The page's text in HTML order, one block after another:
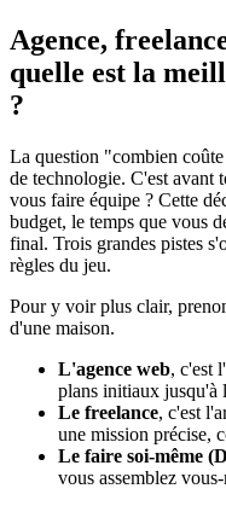
Agence,
quelle est la
?
La question "combien
de technologie. C'est avant
vous faire équipe ? Cette
budget, le temps que vous
final. Trois grandes pistes
règles du jeu.
Pour y voir plus clair,
d'une maison.
L'agence web, c'est
plans initiaux jusqu'à
Le freelance, c'est
une mission précise,
Le faire soi-même
vous assemblez